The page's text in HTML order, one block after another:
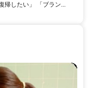
帰したい」 「ブラン...